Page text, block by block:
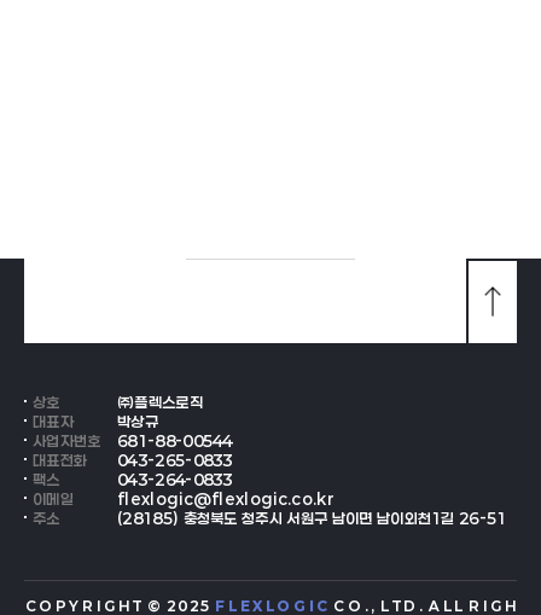
로
상호
㈜플렉스로직
대표전화 043-265-0833
대표자 박상규
팩스 043-264-0833
사업자번호 681-88-00544
이메일
flexlogic@flexlogic.co.kr
주소
(28185) 충청북도 청주시 서원구 남이면 남이외천1길 26-51
C O P Y R I G H T © 2 0 2 5 F L E X L O G I C C O . , L T D . A L L R I G H